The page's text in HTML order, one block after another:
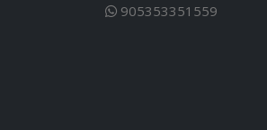
905353351559